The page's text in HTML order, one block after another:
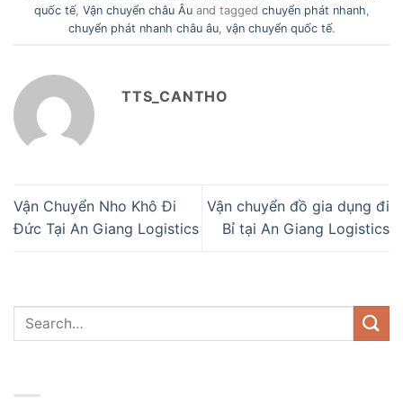
quốc tế, Vận chuyển châu Âuand tagged chuyển phát nhanh
chuyển phát nhanh châu âu, vận chuyển quốc tế.
TTS_CANTHO
Vận Chuyển Nho Khô Đi
Đức Tại An Giang Logistics
Vận chuyển đồ gia dụng đi
Bỉ tại An Giang Logistics